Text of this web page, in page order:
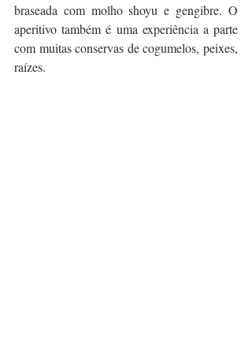
braseada com molho shoyu e gengibre. O
aperitivo também é uma experiência a parte
com muitas conservas de cogumelos, peixes,
raízes.